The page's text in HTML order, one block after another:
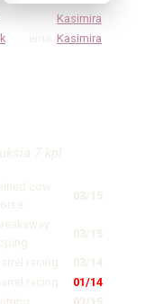
Kasimira
Kasimira
7 kpl
cow
03/15
breakaway
03/15
barrel racing
03/14
barrel racing
01/14